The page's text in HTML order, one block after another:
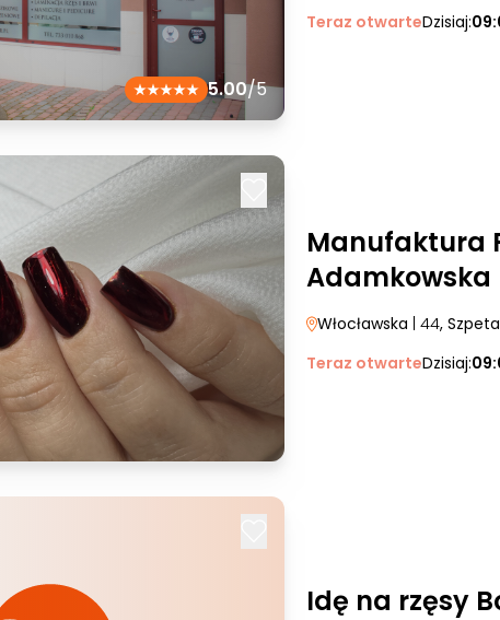
5.00/5
Teraz otwarteDzisiaj:
Manufaktura
Adamkowska
Włocławska | 44,
Teraz otwarteDzisiaj:
Idę na rzęsy